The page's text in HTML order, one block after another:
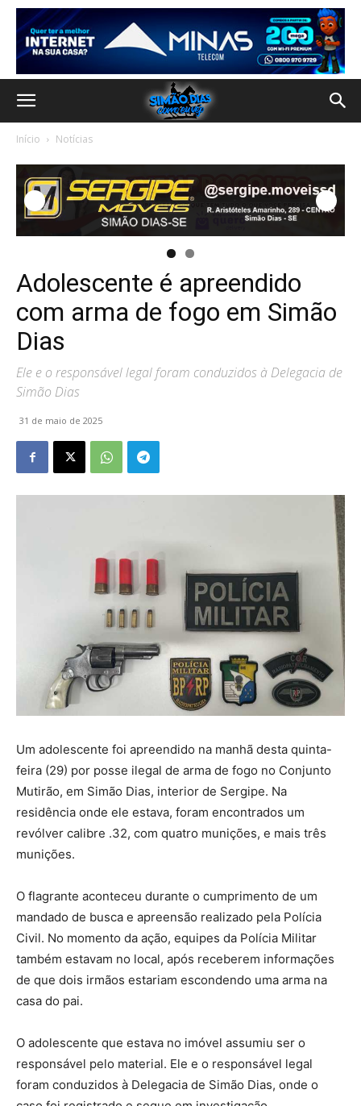
Início Notícias
Adolescente é apreendido
com arma de fogo em Simão
Dias
Ele e o responsável legal foram conduzidos à Delegacia de
Simão Dias
31 de maio de 2025
Um adolescente foi apreendido na manhã desta quinta-
feira (29) por posse ilegal de arma de fogo no Conjunto
Mutirão, em Simão Dias, interior de Sergipe. Na
residência onde ele estava, foram encontrados um
revólver calibre .32, com quatro munições, e mais três
munições.
O flagrante aconteceu durante o cumprimento de um
mandado de busca e apreensão realizado pela Polícia
Civil. No momento da ação, equipes da Polícia Militar
também estavam no local, após receberem informações
de que dois irmãos estariam escondendo uma arma na
casa do pai.
O adolescente que estava no imóvel assumiu ser o
responsável pelo material. Ele e o responsável legal
foram conduzidos à Delegacia de Simão Dias, onde o